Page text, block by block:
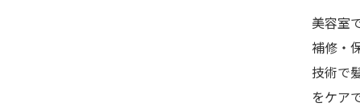
美容室
補修・
技術で
をケア